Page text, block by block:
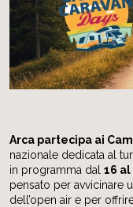
Arca partecipa ai
nazionale dedicata al
in programma dal 16 al
pensato per avvicinare
dell’open air e per